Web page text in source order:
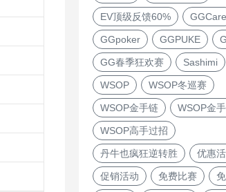
EV顶级反馈60% GGCare
GGpoker GGPUKE
GG春季狂欢赛 Sashimi
WSOP WSOP冬巡赛
WSOP金手链 WSOP金
WSOP高手过招
丹牛也疯狂逆转胜 优惠
促销活动 免费比赛